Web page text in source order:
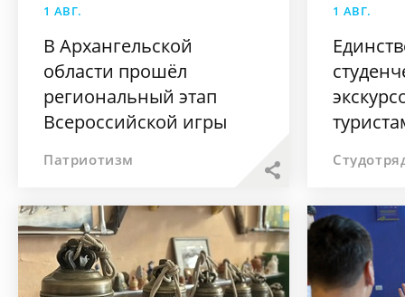
1 АВГ.
В Архангельской
области прошёл
региональный этап
Всероссийской игры
Патриотизм
1 АВГ.